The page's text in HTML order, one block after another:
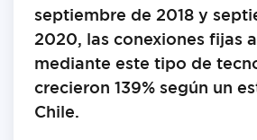
septiembre de 2018 y
2020, las conexiones fijas
mediante este tipo de
crecieron 139% según un
Chile.